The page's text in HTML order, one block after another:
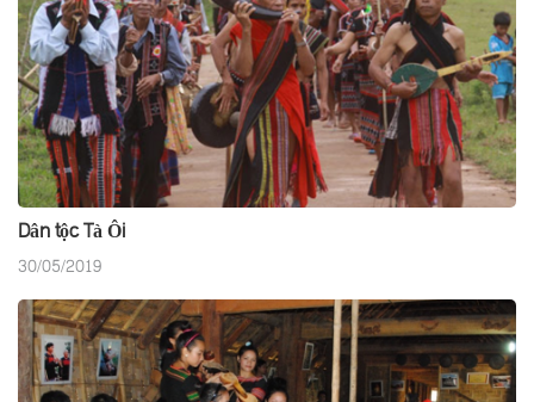
Dân tộc Tà Ôi
30/05/2019